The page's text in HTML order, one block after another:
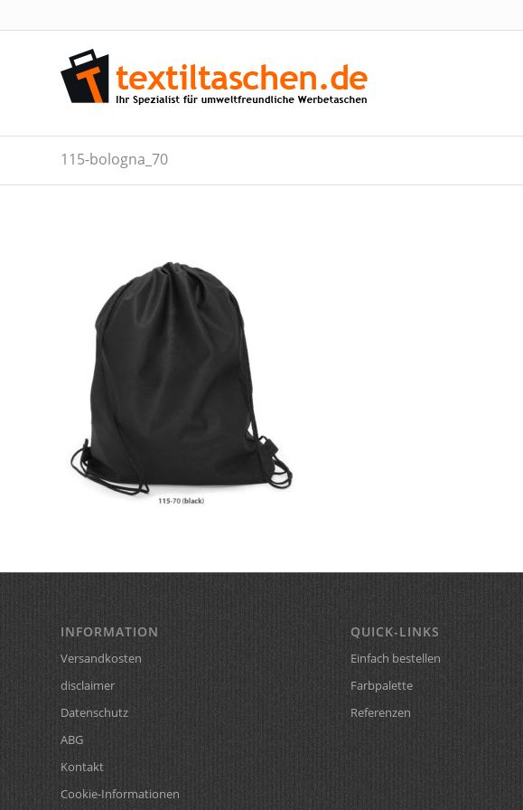
115-bologna_70
INFORMATION
Versandkosten
disclaimer
Datenschutz
ABG
Kontakt
Cookie-Informationen
QUICK-LINKS
Einfach bestellen
Farbpalette
Referenzen